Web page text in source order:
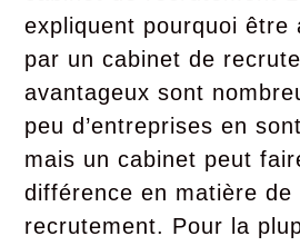
expliquent pourquoi être
par un cabinet de
avantageux sont
peu d’entreprises en
mais un cabinet peut
différence en matière de
recrutement. Pour la